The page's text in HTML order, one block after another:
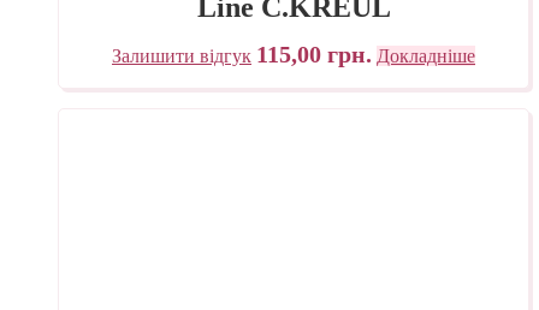
Line C.KREUL
Залишити відгук 115,00 грн. Докладніше